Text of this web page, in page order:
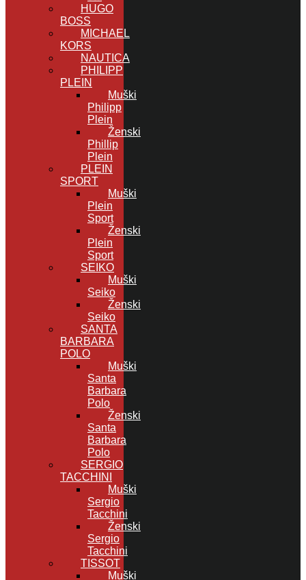
HUGO
BOSS
MICHAEL
KORS
NAUTICA
PHILIPP
PLEIN
Muški
Philipp
Plein
Ženski
Phillip
Plein
PLEIN
SPORT
Muški
Plein
Sport
Ženski
Plein
Sport
SEIKO
Muški
Seiko
Ženski
Seiko
SANTA
BARBARA
POLO
Muški
Santa
Barbara
Polo
Ženski
Santa
Barbara
Polo
SERGIO
TACCHINI
Muški
Sergio
Tacchini
Ženski
Sergio
Tacchini
TISSOT
Muški